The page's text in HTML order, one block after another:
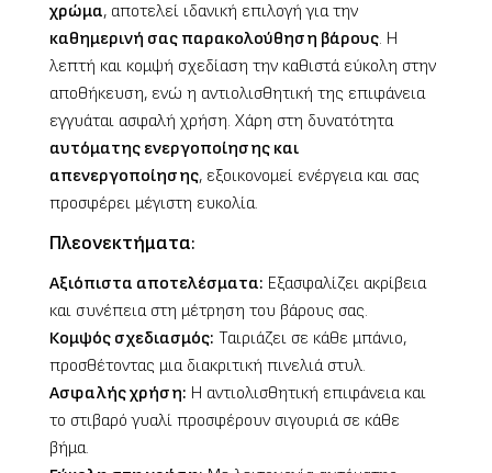
χρώμα, αποτελεί ιδανική επιλογή για την
καθημερινή σας παρακολούθηση βάρους. Η
λεπτή και κομψή σχεδίαση την καθιστά εύκολη στην
αποθήκευση, ενώ η αντιολισθητική της επιφάνεια
εγγυάται ασφαλή χρήση. Χάρη στη δυνατότητα
αυτόματης ενεργοποίησης και
απενεργοποίησης, εξοικονομεί ενέργεια και σας
προσφέρει μέγιστη ευκολία.
Πλεονεκτήματα:
Αξιόπιστα αποτελέσματα: Εξασφαλίζει ακρίβεια
και συνέπεια στη μέτρηση του βάρους σας.
Κομψός σχεδιασμός: Ταιριάζει σε κάθε μπάνιο,
προσθέτοντας μια διακριτική πινελιά στυλ.
Ασφαλής χρήση: Η αντιολισθητική επιφάνεια και
το στιβαρό γυαλί προσφέρουν σιγουριά σε κάθε
βήμα.